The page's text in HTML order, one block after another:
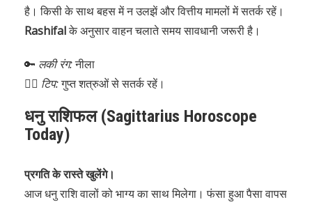
है। किसी के साथ बहस में न उलझें और वित्तीय मामलों में सतर्क रहें।
Rashifalके अनुसार वाहन चलाते समय सावधानी जरूरी है।
🔑 लकी रंग:नीला
🧘‍♀️ टिप:गुप्त शत्रुओं से सतर्क रहें।
धनु राशिफल (Sagittarius Horoscope
Today)
प्रगति के रास्ते खुलेंगे।
आज धनु राशि वालों को भाग्य का साथ मिलेगा। फंसा हुआ पैसा वापस